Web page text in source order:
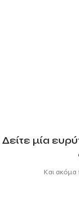
Δείτε μία
Και ακόμα